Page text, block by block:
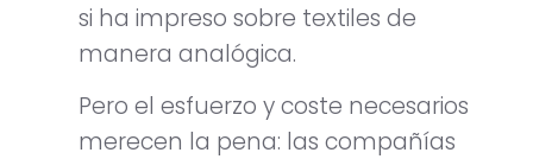
si ha impreso sobre textiles de
manera analógica.
Pero el esfuerzo y coste necesarios
merecen la pena: las compañías